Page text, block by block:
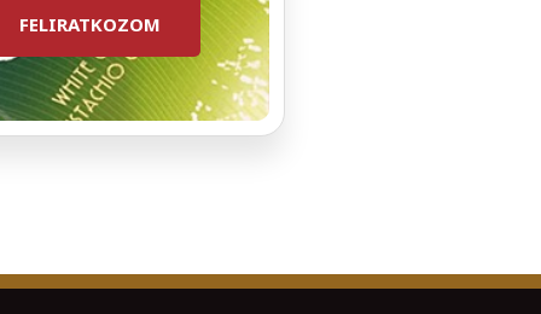
FELIRATKOZOM